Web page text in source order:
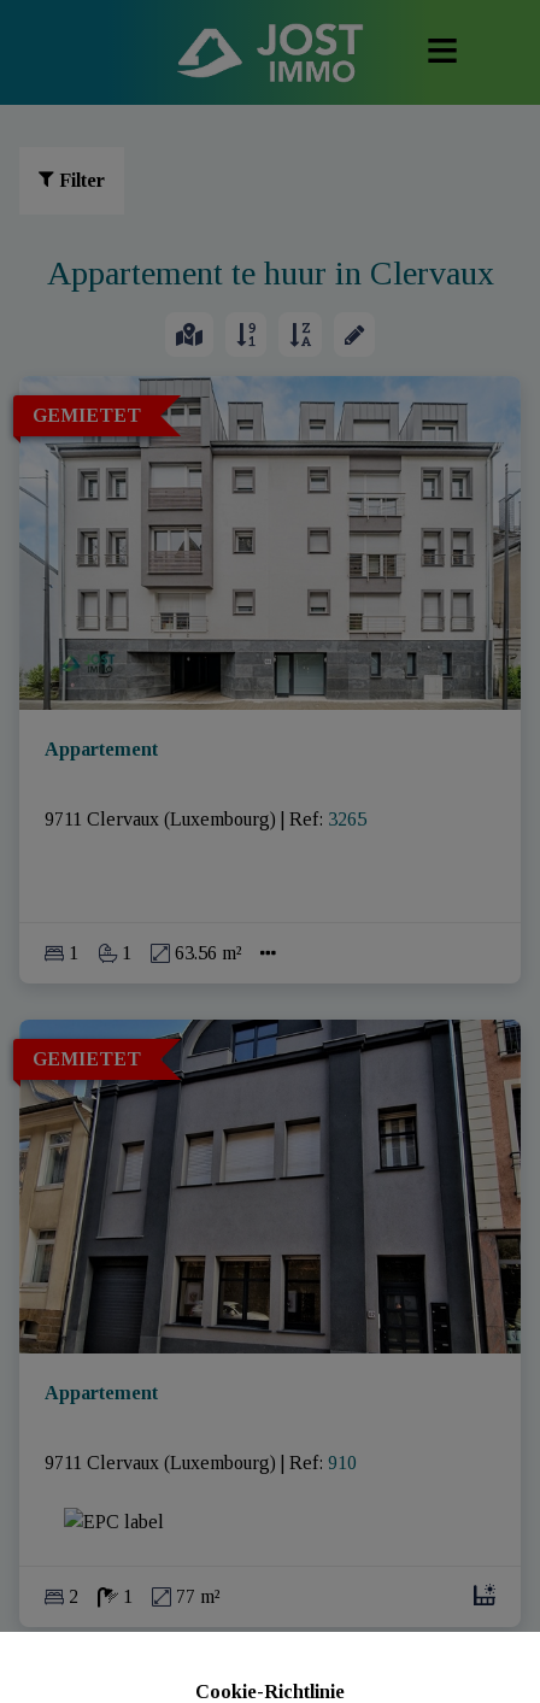
Cookie-Richtlinie
Filter
Appartement te huur in Clervaux
GEMIETET
Appartement
9711 Clervaux (Luxembourg) Ref: 3265
1 1 63.56 m²
GEMIETET
Appartement
9711 Clervaux (Luxembourg) Ref: 910
2 1 77 m²